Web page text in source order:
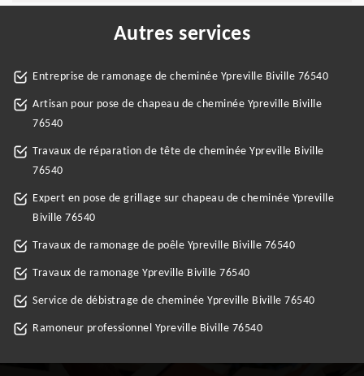
Autres services
Entreprise de ramonage de cheminée Ypreville Biville 76540
Artisan pour pose de chapeau de cheminée Ypreville Biville
76540
Travaux de réparation de tête de cheminée Ypreville Biville
76540
Expert en pose de grillage sur chapeau de cheminée Ypreville
Biville 76540
Travaux de ramonage de poêle Ypreville Biville 76540
Travaux de ramonage Ypreville Biville 76540
Service de débistrage de cheminée Ypreville Biville 76540
Ramoneur professionnel Ypreville Biville 76540